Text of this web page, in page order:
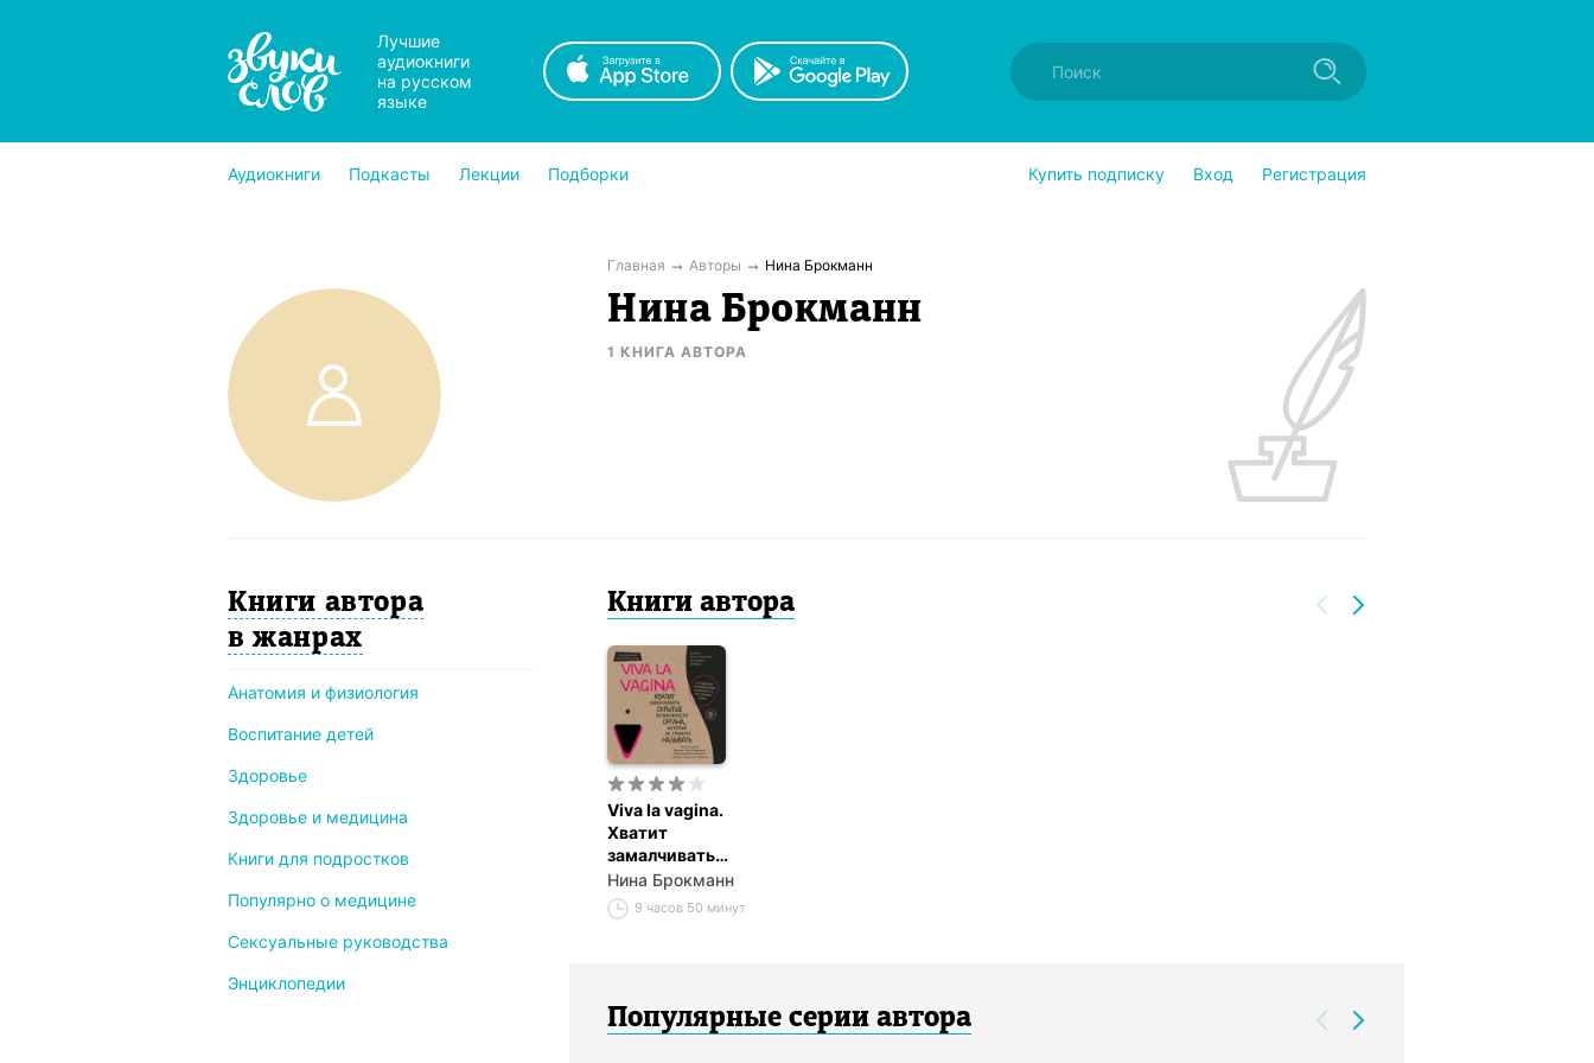
Лучшие
аудиокниги
на русском
языке
Аудиокниги Подкасты Лекции Подборки Купить подписку Вход Регистрация
Главная Авторы Нина Брокманн
Нина Брокманн
1 КНИГА АВТОРА
Книги автора
в жанрах
Анатомия и физиология
Воспитание детей
Здоровье
Здоровье и медицина
Книги для подростков
Популярно о медицине
Сексуальные руководства
Энциклопедии
Книги автора
Viva la vagina.
Хватит
замалчивать
скрытые
возможности
органа, который
Нина Брокманн
9 часов 50 минут
Популярные серии автора